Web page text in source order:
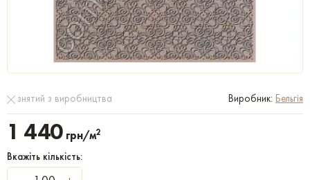
знятий з виробництва Виробник: Бельгія
1 440 грн/м2
Вкажіть кількість: